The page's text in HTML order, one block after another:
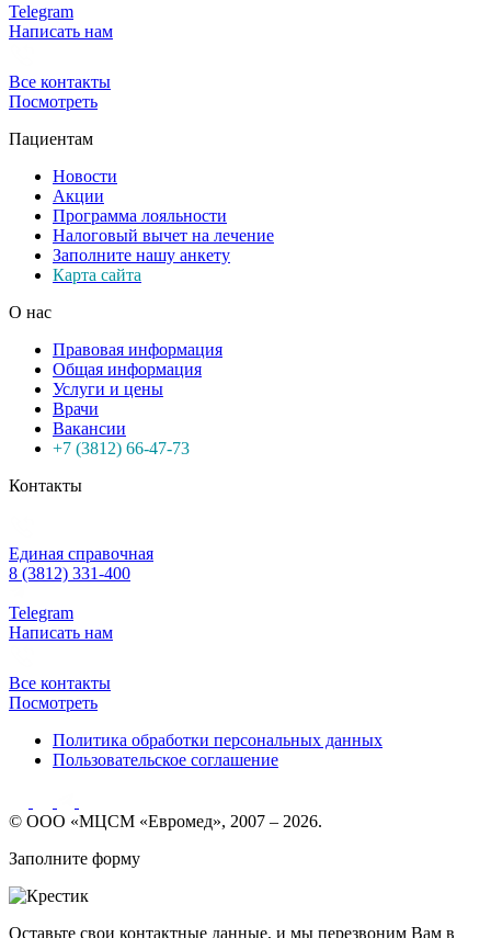
Telegram
Написать нам
Все контакты
Посмотреть
Пациентам
Новости
Акции
Программа лояльности
Налоговый вычет на лечение
Заполните нашу анкету
Карта сайта
О нас
Правовая информация
Общая информация
Услуги и цены
Врачи
Вакансии
+7 (3812) 66-47-73
Контакты
Единая справочная
8 (3812) 331-400
Telegram
Написать нам
Все контакты
Посмотреть
Политика обработки персональных данных
Пользовательское соглашение
© ООО «МЦСМ «Евромед», 2007 – 2026.
Заполните форму
Оставьте свои контактные данные, и мы перезвоним Вам в